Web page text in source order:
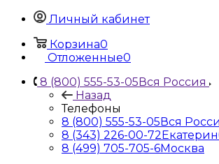
Личный кабинет
Корзина0
Отложенные0
8 (800) 555-53-05Вся Россия
Назад
Телефоны
8 (800) 555-53-05Вся
8 (343) 226-00-72
8 (499) 705-705-6Москва